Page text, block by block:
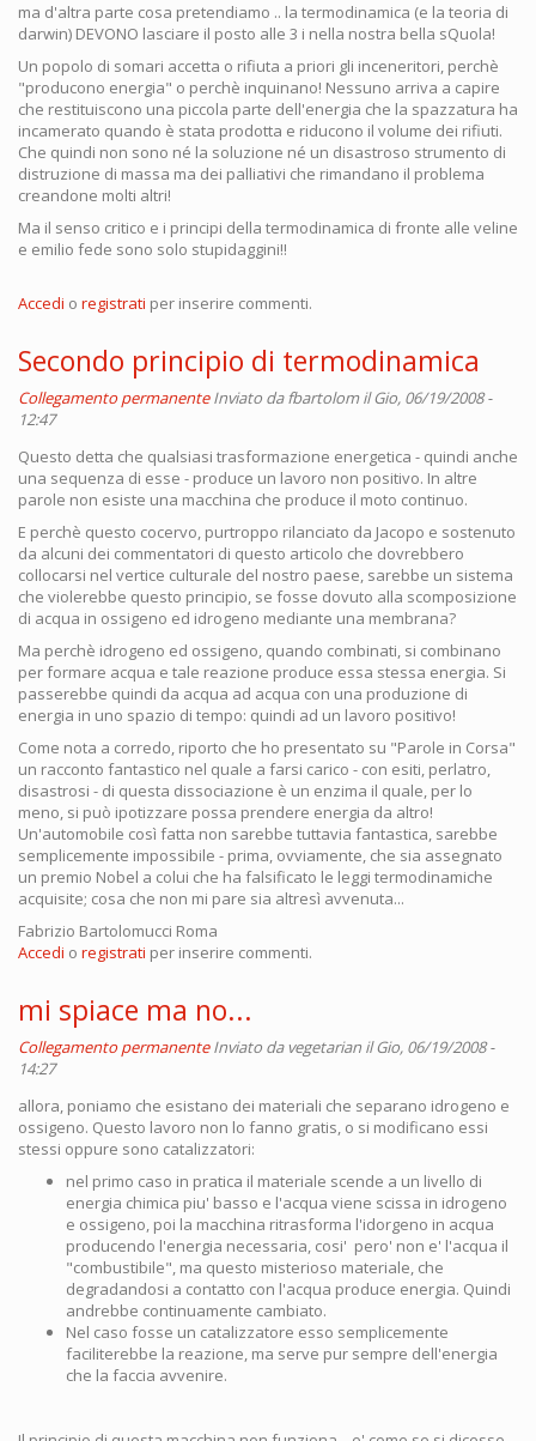
ma d'altra parte cosa pretendiamo .. la termodinamica (e la teoria di
darwin) DEVONO lasciare il posto alle 3 i nella nostra bella sQuola!
Un popolo di somari accetta o rifiuta a priori gli inceneritori, perchè
"producono energia" o perchè inquinano! Nessuno arriva a capire
che restituiscono una piccola parte dell'energia che la spazzatura ha
incamerato quando è stata prodotta e riducono il volume dei rifiuti.
Che quindi non sono né la soluzione né un disastroso strumento di
distruzione di massa ma dei palliativi che rimandano il problema
creandone molti altri!
Ma il senso critico e i principi della termodinamica di fronte alle veline
e emilio fede sono solo stupidaggini!!
Accedi o registrati per inserire commenti.
Secondo principio di termodinamica
Collegamento permanente Inviato dafbartolomil Gio, 06/19/2008 -
12:47
Questo detta che qualsiasi trasformazione energetica - quindi anche
una sequenza di esse - produce un lavoro non positivo. In altre
parole non esiste una macchina che produce il moto continuo.
E perchè questo cocervo, purtroppo rilanciato da Jacopo e sostenuto
da alcuni dei commentatori di questo articolo che dovrebbero
collocarsi nel vertice culturale del nostro paese, sarebbe un sistema
che violerebbe questo principio, se fosse dovuto alla scomposizione
di acqua in ossigeno ed idrogeno mediante una membrana?
Ma perchè idrogeno ed ossigeno, quando combinati, si combinano
per formare acqua e tale reazione produce essa stessa energia. Si
passerebbe quindi da acqua ad acqua con una produzione di
energia in uno spazio di tempo: quindi ad un lavoro positivo!
Come nota a corredo, riporto che ho presentato su "Parole in Corsa"
un racconto fantastico nel quale a farsi carico - con esiti, perlatro,
disastrosi - di questa dissociazione è un enzima il quale, per lo
meno, si può ipotizzare possa prendere energia da altro!
Un'automobile così fatta non sarebbe tuttavia fantastica, sarebbe
semplicemente impossibile - prima, ovviamente, che sia assegnato
un premio Nobel a colui che ha falsificato le leggi termodinamiche
acquisite; cosa che non mi pare sia altresì avvenuta...
Fabrizio Bartolomucci Roma
Accedi o registrati per inserire commenti.
mi spiace ma no...
Collegamento permanente Inviato davegetarian il Gio, 06/19/2008 -
14:27
allora, poniamo che esistano dei materiali che separano idrogeno e
ossigeno. Questo lavoro non lo fanno gratis, o si modificano essi
stessi oppure sono catalizzatori:
nel primo caso in pratica il materiale scende a un livello di
energia chimica piu' basso e l'acqua viene scissa in idrogeno
e ossigeno, poi la macchina ritrasforma l'idorgeno in acqua
producendo l'energia necessaria, cosi' pero' non e' l'acqua il
"combustibile", ma questo misterioso materiale, che
degradandosi a contatto con l'acqua produce energia. Quindi
andrebbe continuamente cambiato.
Nel caso fosse un catalizzatore esso semplicemente
faciliterebbe la reazione, ma serve pur sempre dell'energia
che la faccia avvenire.